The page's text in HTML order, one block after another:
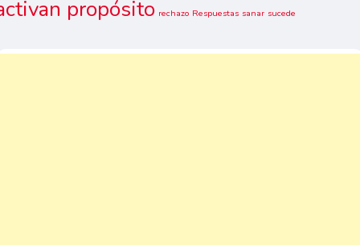
propósito rechazo Respuestas sanar sucede